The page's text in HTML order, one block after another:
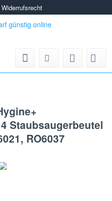
Staubsaugerbeutel
RO6037